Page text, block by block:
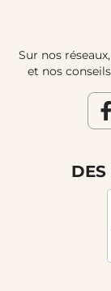
Sur nos
et nos
DES